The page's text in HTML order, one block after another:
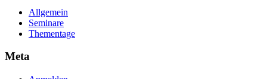
Allgemein
Seminare
Thementage
Meta